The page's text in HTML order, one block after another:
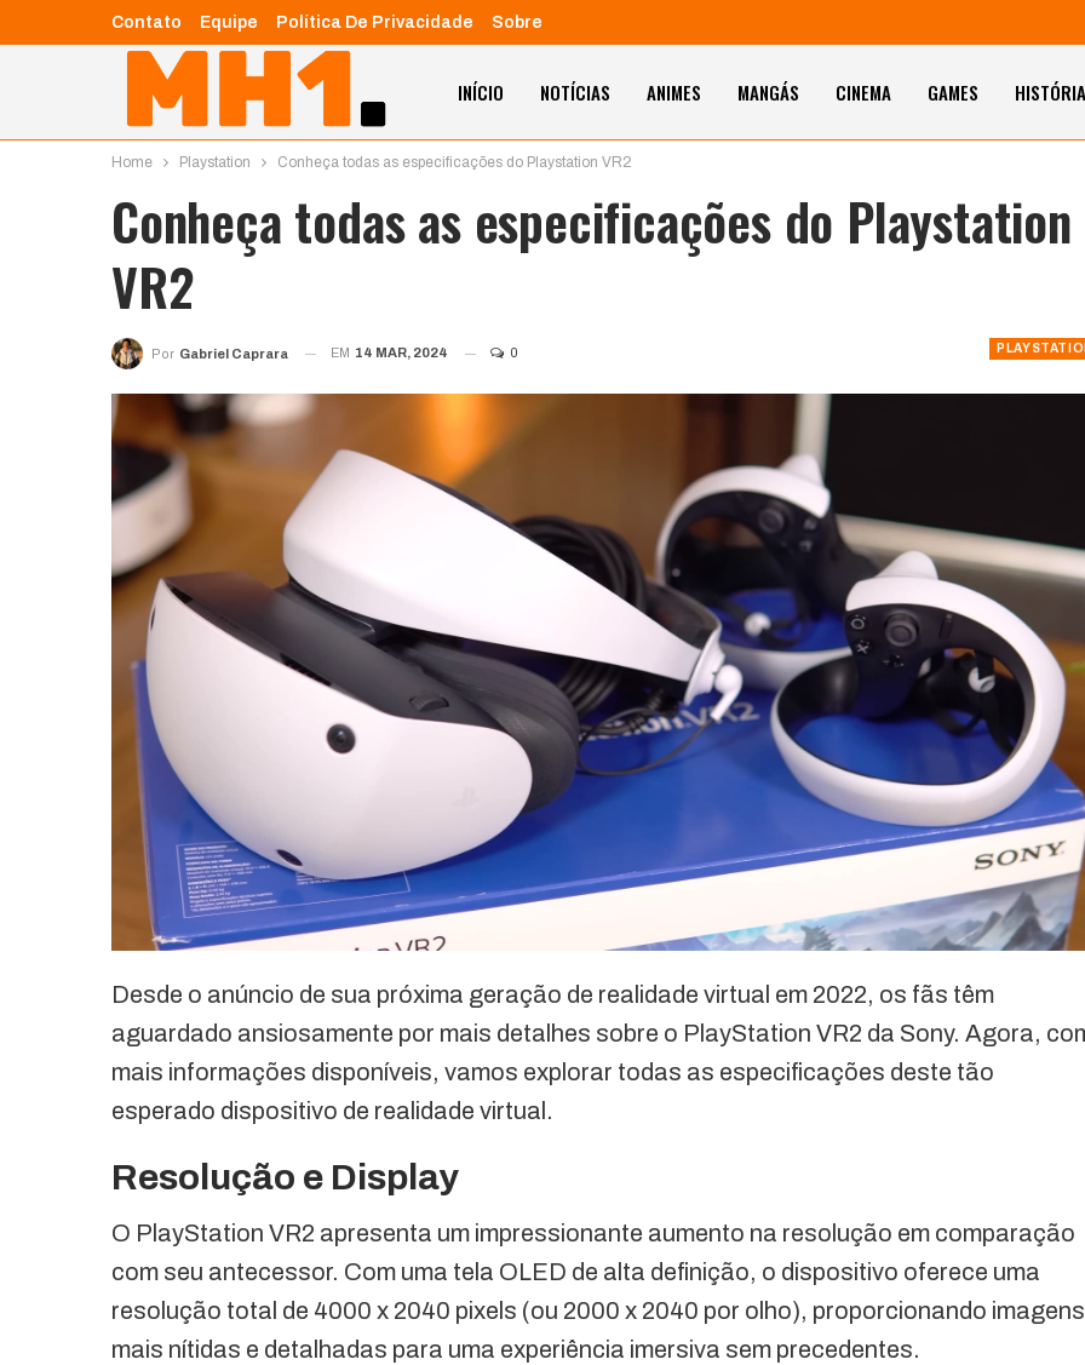
Contato Equipe Política De Privacidade Sobre
INÍCIO NOTÍCIAS ANIMES MANGÁS CINEMA GAMES HISTÓRIA
Home Playstation Conheça todas as especificações do Playstation VR2
Conheça todas as especificações do Playstation
VR2
Por Gabriel Caprara EM 14 MAR, 2024 0
Desde o anúncio de sua próxima geração de realidade virtual em 2022, os fãs têm
aguardado ansiosamente por mais detalhes sobre o PlayStation VR2 da Sony. Agora,
mais informações disponíveis, vamos explorar todas as especificações deste tão
esperado dispositivo de realidade virtual.
Resolução e Display
O PlayStation VR2 apresenta um impressionante aumento na resolução em comparação
com seu antecessor. Com uma tela OLED de alta definição, o dispositivo oferece uma
resolução total de 4000 x 2040 pixels (ou 2000 x 2040 por olho), proporcionando imagens
mais nítidas e detalhadas para uma experiência imersiva sem precedentes.